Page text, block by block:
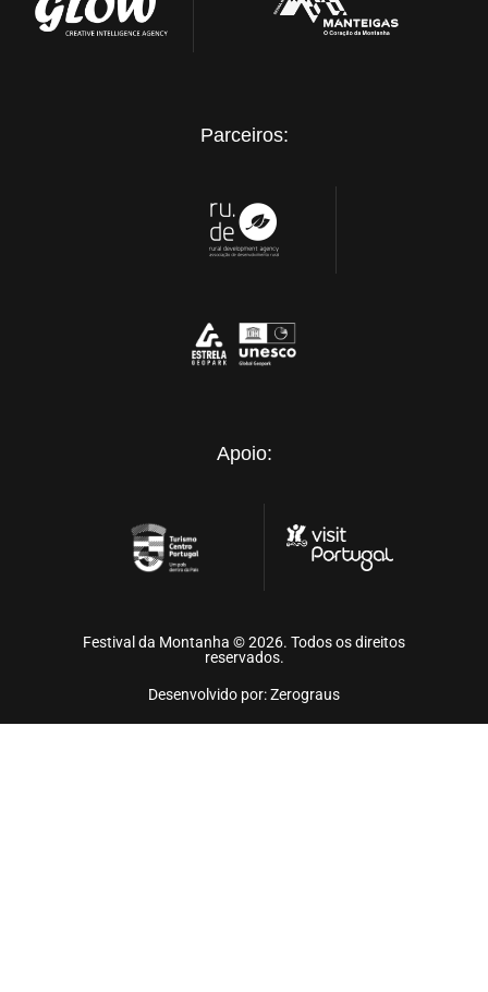
Parceiros:
Apoio:
Festival da Montanha © 2026. Todos os direitos
reservados.
Desenvolvido por: Zerograus